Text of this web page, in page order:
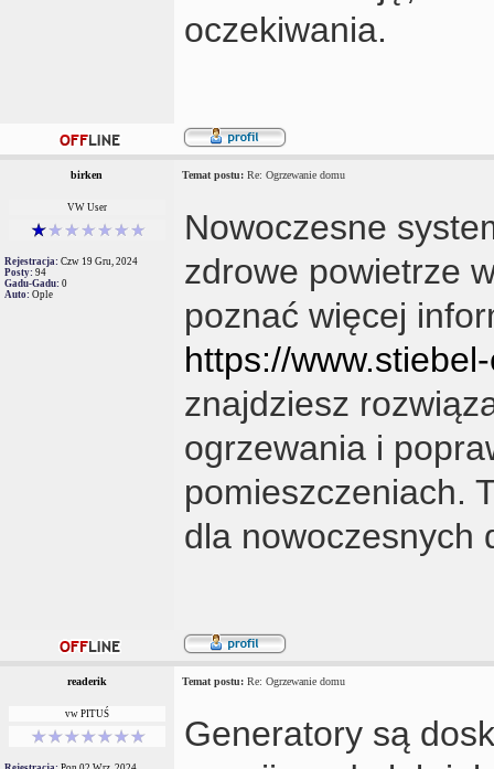
oczekiwania.
birken Temat postu: Re: Ogrzewanie domu
VW User
Rejestracja: Czw 19 Gru, 2024
Posty: 94
Gadu-Gadu: 0
Auto: Ople
Nowoczesne
zdrowe powietrze
poznać więcej
https://
znajdziesz
ogrzewania i
pomieszczeniach.
dla nowoczesnych
readerik Temat postu: Re: Ogrzewanie domu
vw PITUŚ
Generatory są